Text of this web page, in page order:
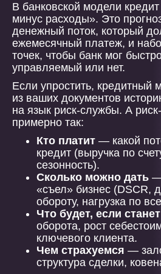
В банковской модели
минус расходы». Это
денежный поток, который
ежемесячный платеж, и
точек, чтобы банк мог
управляемый или нет.
Если упростить, кредитный
из ваших документов
на язык риск-службы. А
примерно так:
Кто платит — какой
кредит (выручка по
сезонность).
Сколько можно дать —
«съел» бизнес (DSCR,
обороту, нагрузка по
Что будет, если
оборота, рост
ключевого клиента.
Чем страхуемся —
структура сделки,